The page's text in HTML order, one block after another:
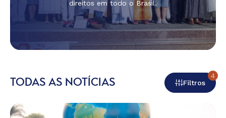
direitos em todo o Brasil.
TODAS AS NOTÍCIAS Filtros
4